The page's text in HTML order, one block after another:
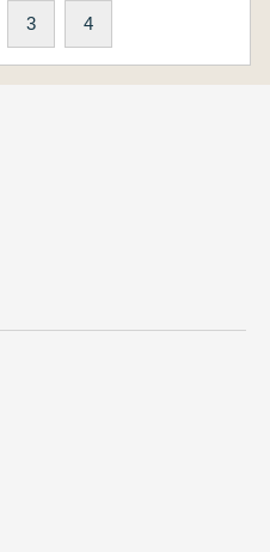
3 4